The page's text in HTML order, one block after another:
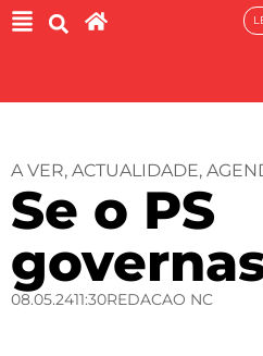
A VER, ACTUALIDADE,
Se o PS
08.05.2411:30REDACAO NC